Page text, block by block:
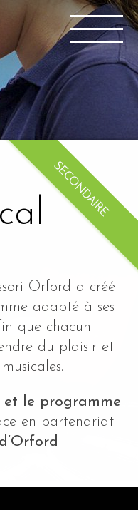
Orford a créé
adapté à ses
que chacun
du plaisir et
et le programme
en partenariat